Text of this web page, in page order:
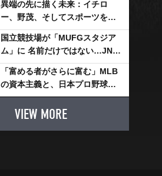
ーナシティ・プロジェクトを語
る 「楽しみでしかないでしょ。
川崎は、ずっと成長曲線だか
ら」
異端の先に描く未来：イチロ
ー、野茂、そしてスポーツを支
える科学界の挑戦
国立競技場が「MUFGスタジア
ム」に 名前だけではない…JNSE
とMUFGが“共創”し描く地域活
性化・社会価値創造の近未来図
とは
「富める者がさらに富む」MLB
の資本主義と、日本プロ野球が
踏み出せない一歩
VIEW MORE